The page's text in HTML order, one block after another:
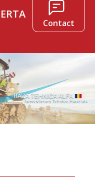
Contact